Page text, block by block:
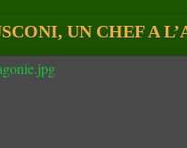
UN CHEF A